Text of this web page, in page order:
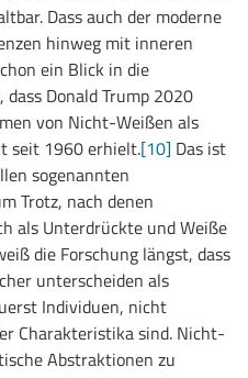
Dass auch der moderne
hinweg mit inneren
ein Blick in die
Donald Trump 2020
von Nicht-Weißen als
seit 1960 erhielt.[10] Das ist
sogenannten
Trotz, nach denen
als Unterdrückte und Weiße
die Forschung längst, dass
unterscheiden als
Individuen, nicht
Charakteristika sind. Nicht-
Abstraktionen zu